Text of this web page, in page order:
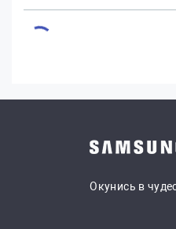
Окунись в